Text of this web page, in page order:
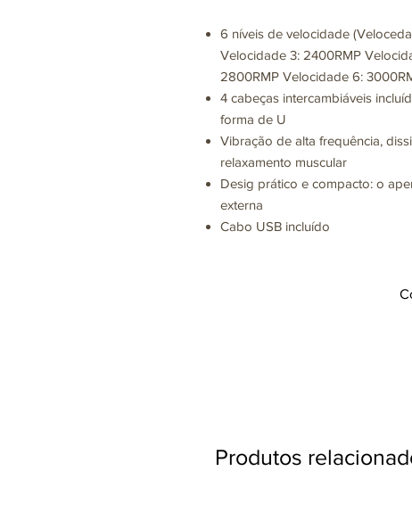
6 níveis de velocidade
Velocidade 3: 2400RMP
2800RMP Velocidade 6:
4 cabeças intercambiáveis
forma de U
Vibração de alta frequência,
relaxamento muscular
Desig prático e compacto: o
externa
Cabo USB incluído
Produtos